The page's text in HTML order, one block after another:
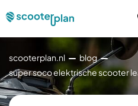
scooterplan.nl
blog
super soco elektrische scooter